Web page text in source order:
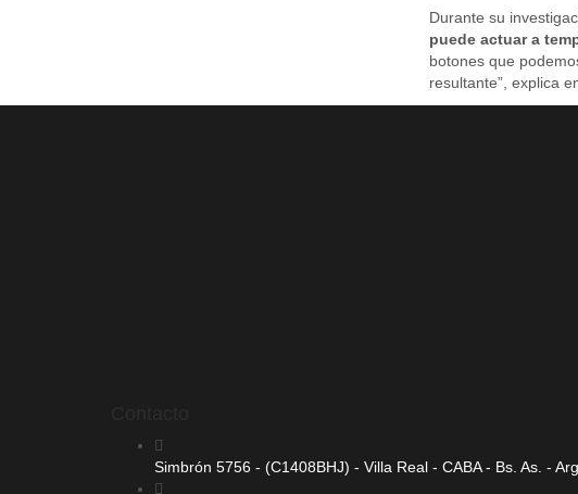
Durante su
puede actuar a
botones que
resultante”, explica
Simbrón 5756 - (C1408BHJ) - Villa Real - CABA - Bs. As. -